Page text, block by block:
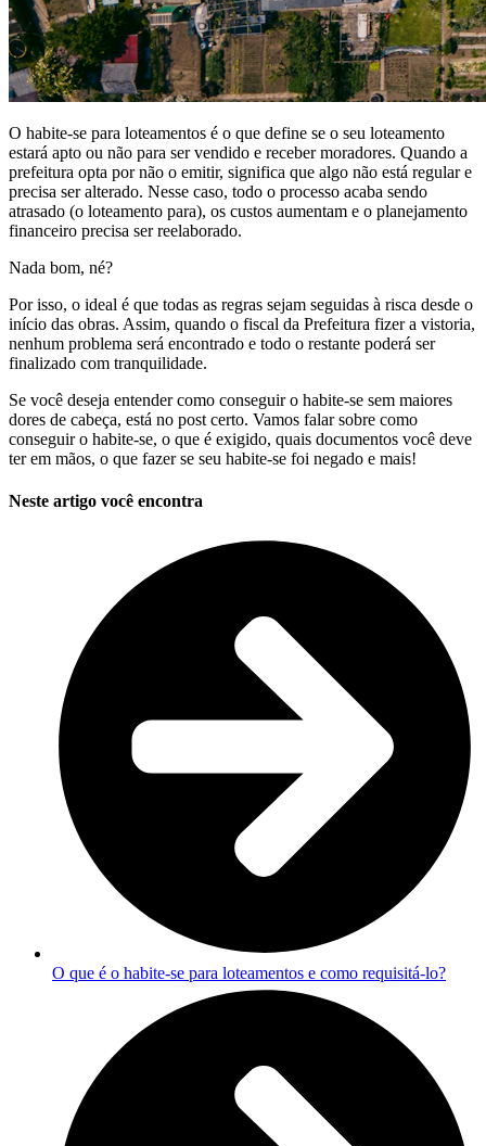
O habite-se para loteamentos é o que define se o seu loteamento
estará apto ou não para ser vendido e receber moradores. Quando a
prefeitura opta por não o emitir, significa que algo não está regular e
precisa ser alterado. Nesse caso, todo o processo acaba sendo
atrasado (o loteamento para), os custos aumentam e o planejamento
financeiro precisa ser reelaborado.
Nada bom, né?
Por isso, o ideal é que todas as regras sejam seguidas à risca desde o
início das obras. Assim, quando o fiscal da Prefeitura fizer a vistoria,
nenhum problema será encontrado e todo o restante poderá ser
finalizado com tranquilidade.
Se você deseja entender como conseguir o habite-se sem maiores
dores de cabeça, está no post certo. Vamos falar sobre como
conseguir o habite-se, o que é exigido, quais documentos você deve
ter em mãos, o que fazer se seu habite-se foi negado e mais!
Neste artigo você encontra
O que é o habite-se para loteamentos e como requisitá-lo?